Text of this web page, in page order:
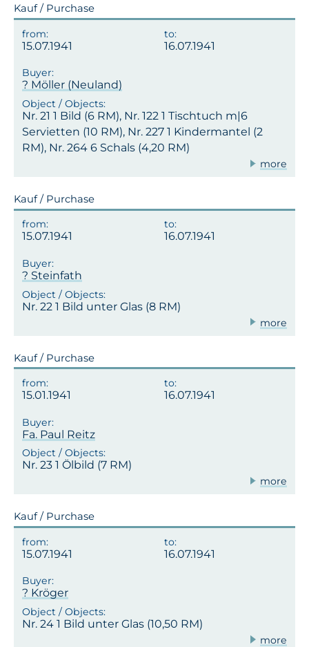
Kauf / Purchase
15.07.1941 16.07.1941
? Möller (Neuland)
Nr. 21 1 Bild (6 RM), Nr. 122 1 Tischtuch m|6
Servietten (10 RM), Nr. 227 1 Kindermantel (2
RM), Nr. 264 6 Schals (4,20 RM)
more
Kauf / Purchase
15.07.1941 16.07.1941
? Steinfath
Nr. 22 1 Bild unter Glas (8 RM)
more
Kauf / Purchase
15.01.1941 16.07.1941
Fa. Paul Reitz
Nr. 23 1 Ölbild (7 RM)
more
Kauf / Purchase
15.07.1941 16.07.1941
? Kröger
Nr. 24 1 Bild unter Glas (10,50 RM)
more